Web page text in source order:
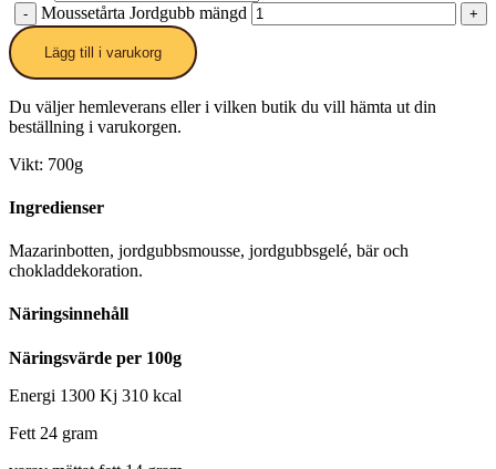
- Moussetårta Jordgubb mängd +
Lägg till i varukorg
Du väljer hemleverans eller i vilken butik du vill hämta ut din
beställning i varukorgen.
Vikt: 700g
Ingredienser
Mazarinbotten, jordgubbsmousse, jordgubbsgelé, bär och
chokladdekoration.
Näringsinnehåll
Näringsvärde per 100g
Energi 1300 Kj 310 kcal
Fett 24 gram